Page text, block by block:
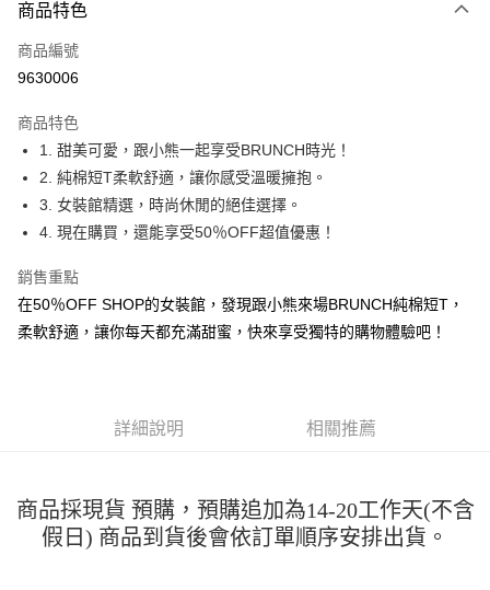
信用卡一次付款
超商取貨付款
Apple Pay
街口支付
悠遊付
Google Pay
全盈+PAY
1.本服務由台灣大哥大提供，台灣大哥大用戶可立即使用無須另外申請。
2.付款方式選擇「大哥付你分期」，訂單成立後會自動跳轉到大哥付的交易
3.實際核准額度、可分期數及費用金額請依後續交易確認頁面所載為準。
4.訂單成立30分鐘內，如未前往確認交易或遇審核未通過，訂單將自動取
消。如遇「轉專審核」未通過狀況，表示未達大哥付你分期系統評分，恕無
便利好安心！
１．簡單：不需註冊會員、不需綁卡、不需儲值。
２．便利：只要手機號碼，簡訊認證，即可結帳。
運送方式
商品特色
商品編號
9630006
商品特色
1. 甜美可愛，跟小熊一起享受BRUNCH時光！
2. 純棉短T柔軟舒適，讓你感受溫暖擁抱。
3. 女裝館精選，時尚休閒的絕佳選擇。
4. 現在購買，還能享受50％OFF超值優惠！
銷售重點
在50％OFF SHOP的女裝館，發現跟小熊來場BRUNCH純棉短T，
柔軟舒適，讓你每天都充滿甜蜜，快來享受獨特的購物體驗吧！
詳細說明 相關推薦
商品採現貨 預購，預購追加為14-20工作天(不含
假日) 商品到貨後會依訂單順序安排出貨。